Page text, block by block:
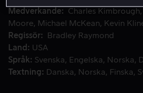
Medverkande Charles Kimbrough
Moore
Michael McKean Kevin
Regissör
Bradley Raymond
Land
USA
Språk
Svenska Engelska Norska
Textning
Danska Norska Finska